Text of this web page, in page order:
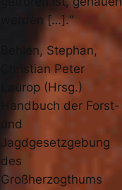
werden […].“
Behlen, Stephan,
Christian Peter
Laurop (Hrsg.)
Handbuch der Forst-
und
Jagdgesetzgebung
des
Großherzogthums